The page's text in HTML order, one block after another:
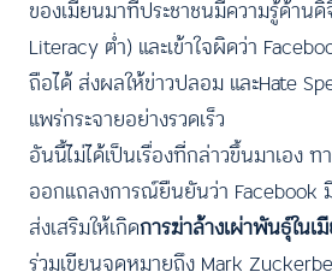
ของเมียนมาที่ประชาชนมีความรู้ด้าน
Literacy ต่ำ) และเข้าใจผิดว่า
ถือได้ ส่งผลให้ข่าวปลอม และHate
แพร่กระจายอย่างรวดเร็ว
อันนี้ไม่ได้เป็นเรื่องที่กล่าวขึ้นมาเอง ท
ออกแถลงการณ์ยืนยันว่า
ส่งเสริมให้เกิดการฆ่าล้างเผ่าพันธุ์ในเ
ร่วมเขียนจดหมายถึง Mark
ACCESSIBILITY
ขนาดตัวอักษร
A- A